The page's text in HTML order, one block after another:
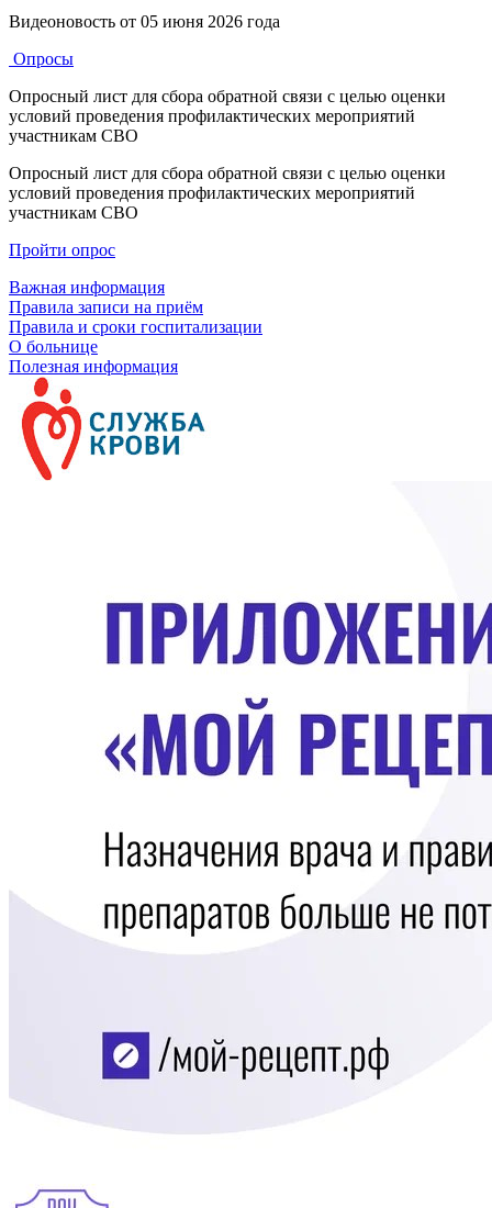
Видеоновость от 05 июня 2026 года
Опросы
Опросный лист для сбора обратной связи с целью оценки
условий проведения профилактических мероприятий
участникам СВО
Опросный лист для сбора обратной связи с целью оценки
условий проведения профилактических мероприятий
участникам СВО
Пройти опрос
Важная информация
Правила записи на приём
Правила и сроки госпитализации
О больнице
Полезная информация